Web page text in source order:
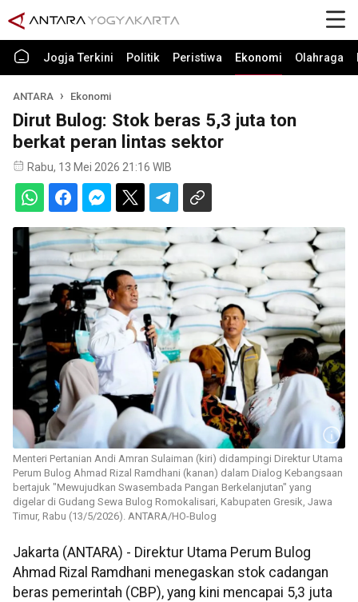
Jogja Terkini Politik Peristiwa Ekonomi Olahraga
ANTARA Ekonomi
Dirut Bulog: Stok beras 5,3 juta ton
berkat peran lintas sektor
Rabu, 13 Mei 2026 21:16 WIB
Menteri Pertanian Andi Amran Sulaiman (kiri) didampingi Direktur Utama
Perum Bulog Ahmad Rizal Ramdhani (kanan) dalam Dialog Kebangsaan
bertajuk "Mewujudkan Swasembada Pangan Berkelanjutan" yang
digelar di Gudang Sewa Bulog Romokalisari, Kabupaten Gresik, Jawa
Timur, Rabu (13/5/2026). ANTARA/HO-Bulog
Jakarta (ANTARA) - Direktur Utama Perum Bulog
Ahmad Rizal Ramdhani menegaskan stok cadangan
beras pemerintah (CBP), yang kini mencapai 5,3 juta